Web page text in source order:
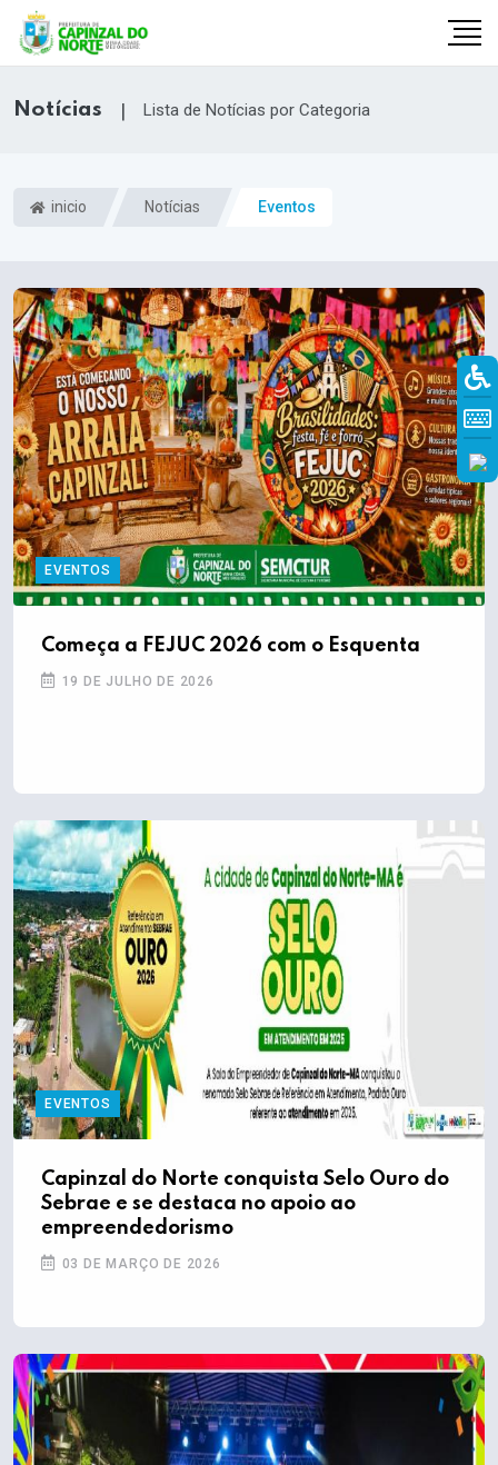
Notícias | Lista de Notícias por Categoria
inicio Notícias Eventos
EVENTOS
Começa a FEJUC 2026 com o Esquenta
19 DE JULHO DE 2026
EVENTOS
Capinzal do Norte conquista Selo Ouro do
Sebrae e se destaca no apoio ao
empreendedorismo
03 DE MARÇO DE 2026